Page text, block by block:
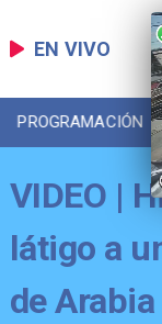
EN VIVO
PROGRAMACIÓN
VIDEO |
látigo a
de